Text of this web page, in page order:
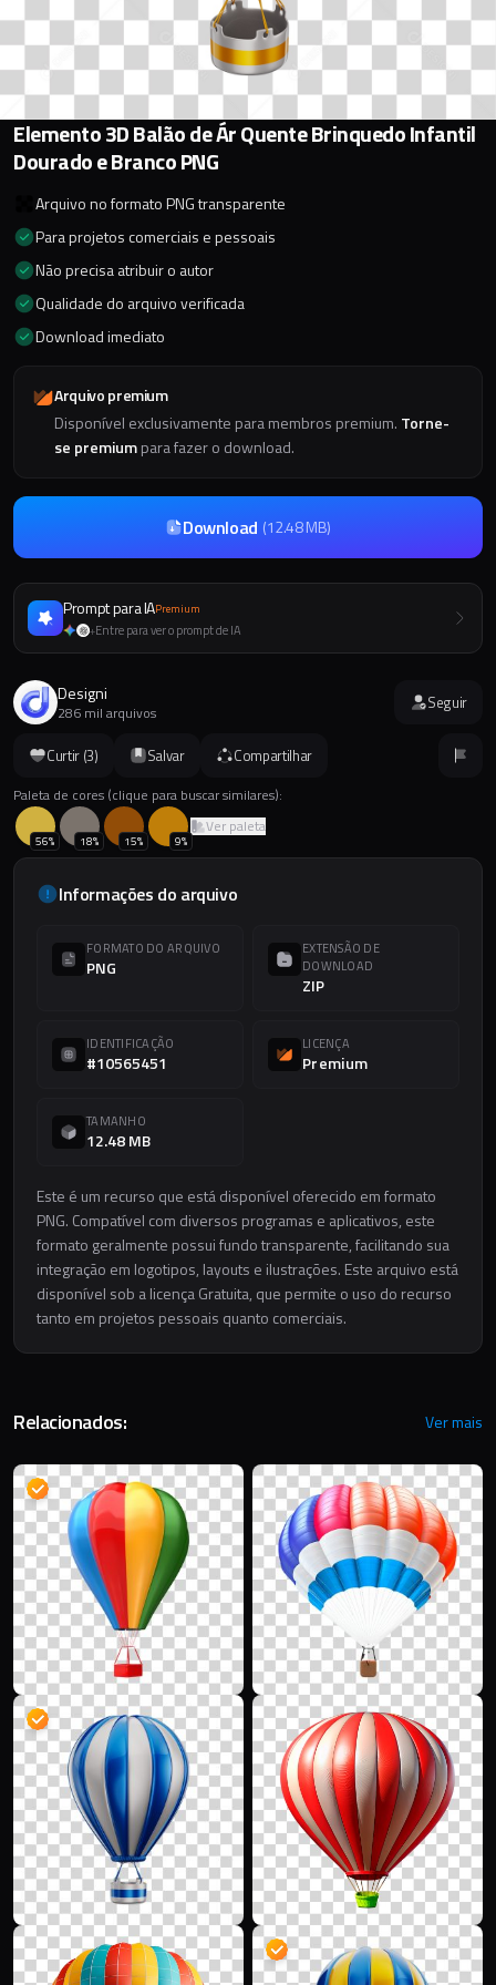
Curtir (3) Salvar Compartilhar
Paleta de cores (clique para buscar similares):
56% 18% 15% 9%
Ver paleta
Informações do arquivo
FORMATO DO ARQUIVO
PNG
EXTENSÃO DE
DOWNLOAD
ZIP
IDENTIFICAÇÃO
#10565451
LICENÇA
Premium
TAMANHO
12.48 MB
Este é um recurso que está disponível oferecido em formato
PNG. Compatível com diversos programas e aplicativos, este
formato geralmente possui fundo transparente, facilitando sua
integração em logotipos, layouts e ilustrações. Este arquivo está
disponível sob a licença Gratuita, que permite o uso do recurso
tanto em projetos pessoais quanto comerciais.
Elemento 3D Balão de Ár Quente Brinquedo Infantil
Dourado e Branco PNG
Arquivo no formato PNG transparente
Para projetos comerciais e pessoais
Não precisa atribuir o autor
Qualidade do arquivo verificada
Download imediato
Arquivo premium
Disponível exclusivamente para membros premium. Torne-
se premiumpara fazer o download.
Download (12.48 MB)
Prompt para IAPremium
+Entre para ver o prompt de IA
Designi
286 mil arquivos Seguir
Relacionados: Ver mais